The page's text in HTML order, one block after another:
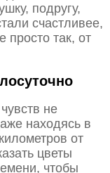
подругу,
счастливее,
просто так, от
не
находясь в
от
цветы
чтобы